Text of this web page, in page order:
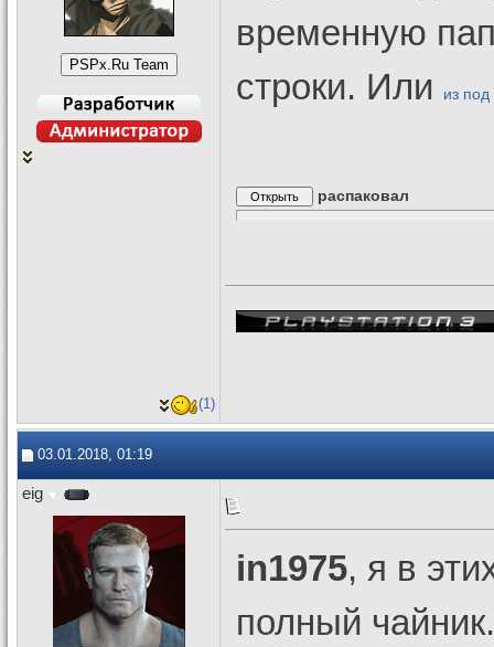
временную
строки. Или
из
распаковал
(1)
03.01.2018, 01:19
eig
in1975, я в
полный